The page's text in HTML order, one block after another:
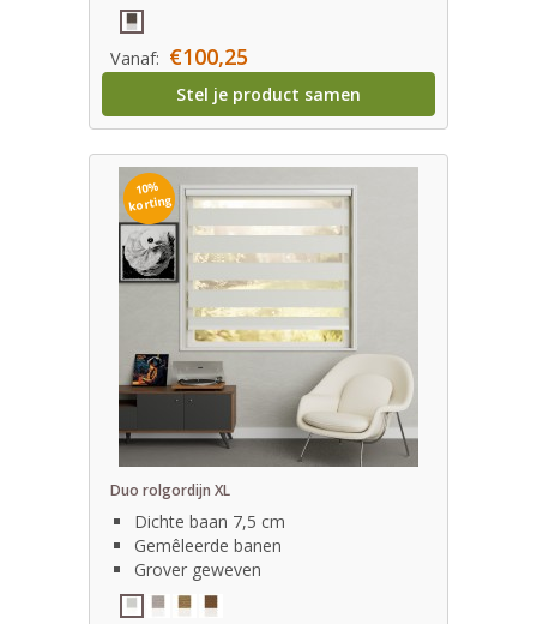
Vanaf: €100,25
Stel je product samen
10%
korting
Duo rolgordijn XL
Dichte baan 7,5 cm
Gemêleerde banen
Grover geweven